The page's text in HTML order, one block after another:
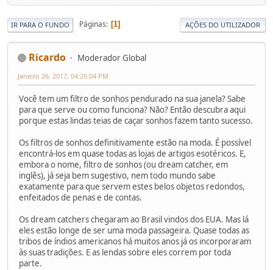
IR PARA O FUNDO Páginas 1 AÇÕES DO UTILIZADOR
Ricardo Moderador Global
Janeiro 26, 2017, 04:26:04 PM
Você tem um filtro de sonhos pendurado na sua janela? Sabe
para que serve ou como funciona? Não? Então descubra aqui
porque estas lindas teias de caçar sonhos fazem tanto sucesso.
Os filtros de sonhos definitivamente estão na moda. É possível
encontrá-los em quase todas as lojas de artigos esotéricos. E,
embora o nome, filtro de sonhos (ou dream catcher, em
inglês), já seja bem sugestivo, nem todo mundo sabe
exatamente para que servem estes belos objetos redondos,
enfeitados de penas e de contas.
Os dream catchers chegaram ao Brasil vindos dos EUA. Mas lá
eles estão longe de ser uma moda passageira. Quase todas as
tribos de índios americanos há muitos anos já os incorporaram
às suas tradições. E as lendas sobre eles correm por toda
parte.